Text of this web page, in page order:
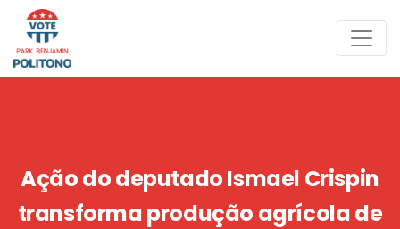
Ação do deputado Ismael Crispin
transforma produção agrícola de